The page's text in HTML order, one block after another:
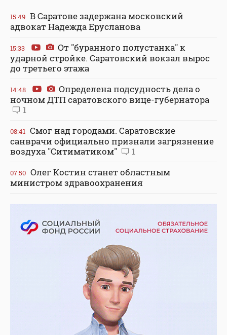
15:49 В Саратове задержана московский
адвокат Надежда Ерусланова
15:33
От "буранного полустанка" к
ударной стройке. Саратовский вокзал вырос
до третьего этажа
14:48
Определена подсудность дела о
ночном ДТП саратовского вице-губернатора
1
08:41 Смог над городами. Саратовские
санврачи официально признали загрязнение
воздуха "Ситиматиком"
1
07:50 Олег Костин станет областным
министром здравоохранения